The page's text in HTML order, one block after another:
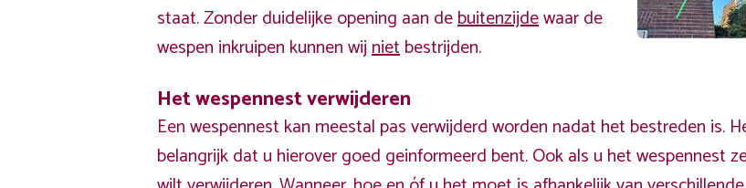
staat. Zonder duidelijke opening aan debuitenzijdewaar de
wespen inkruipen kunnen wijnietbestrijden.
Het wespennest verwijderen
Een wespennest kan meestal pas verwijderd worden nadat het bestreden is.
belangrijk dat u hierover goed geinformeerd bent. Ook als u het wespennest